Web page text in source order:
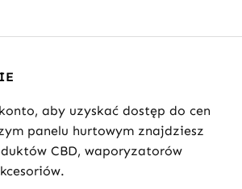
aby uzyskać dostęp do cen
panelu hurtowym znajdziesz
CBD, waporyzatorów